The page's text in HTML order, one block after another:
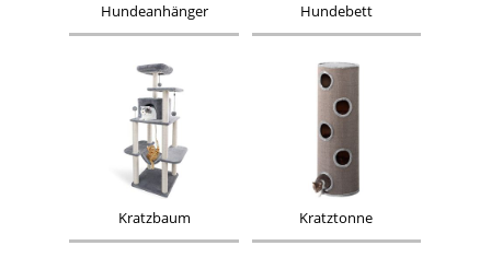
Hundeanhänger Hundebett
Kratzbaum Kratztonne